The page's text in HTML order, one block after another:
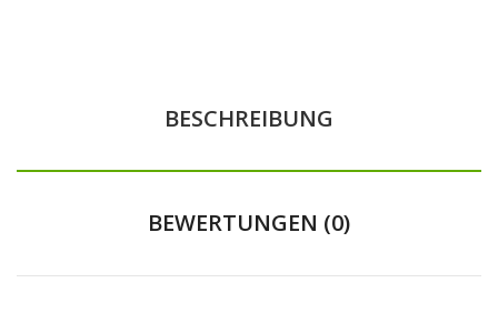
BESCHREIBUNG
BEWERTUNGEN (0)